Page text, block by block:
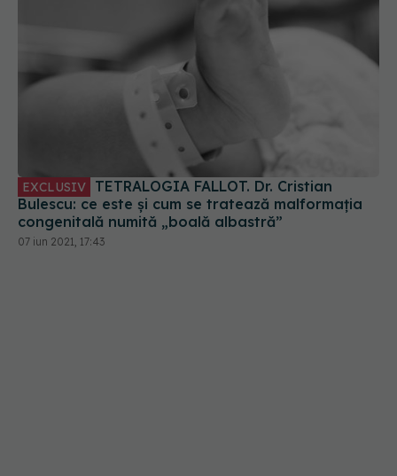
EXCLUSIV
Bulescu: ce este și cum se tratează malformația
congenitală numită „boală albastră”
07 iun 2021, 17:43